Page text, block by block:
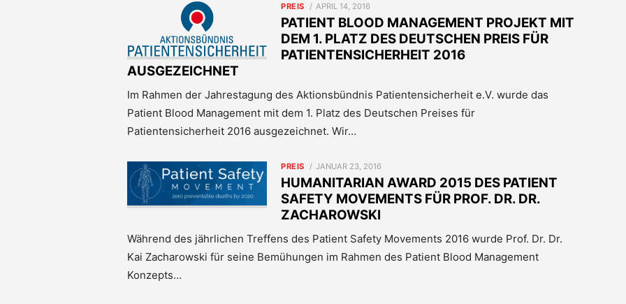
PREIS
POSTED
ON
APRIL 14, 2016
PATIENT BLOOD MANAGEMENT PROJEKT MIT
DEM 1. PLATZ DES DEUTSCHEN PREIS FÜR
PATIENTENSICHERHEIT 2016
AUSGEZEICHNET
Im Rahmen der Jahrestagung des Aktionsbündnis Patientensicherheit e.V. wurde das
Patient Blood Management mit dem 1. Platz des Deutschen Preises für
Patientensicherheit 2016 ausgezeichnet. Wir…
PREIS
POSTED
ON
JANUAR 23, 2016
HUMANITARIAN AWARD 2015 DES PATIENT
SAFETY MOVEMENTS FÜR PROF. DR. DR.
ZACHAROWSKI
Während des jährlichen Treffens des Patient Safety Movements 2016 wurde Prof. Dr. Dr.
Kai Zacharowski für seine Bemühungen im Rahmen des Patient Blood Management
Konzepts…